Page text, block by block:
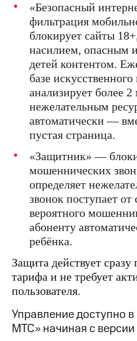
Оформить
eSIM
SIM-
карта
для
иностранцев
Оформить
чистый
номер
Выбрать
красивый
номер
Заменить
SIM-
карту
Перейти
на
Для дома
Спутниковое ТВ
и подключите
с выгодным
МТС
Деньги
Спутниковое ТВ
Выберите
и подключите
с выгодным
тарифом
Интернет,
ТВ и телефон
для дома
Личный
спутникового
ТВ
Скачать
Мой
МТС
Premium
Подписка
на гигабайты
«Безопасный
фильтрация
блокирует сайты
насилием, опасным
детей контентом.
базе искусственного
анализирует более
нежелательным
автоматически —
пустая страница.
«Защитник» —
мошеннических
определяет
звонок поступает
вероятного
абоненту
ребёнка.
Защита действует
тарифа и не требует
пользователя.
Управление доступно
МТС» начиная с